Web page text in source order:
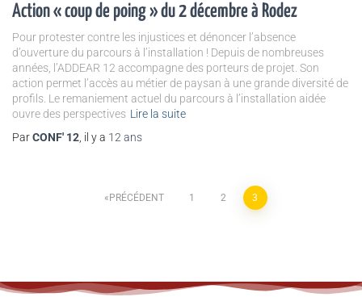
Action « coup de poing » du 2 décembre à Rodez
Pour protester contre les injustices et dénoncer l’absence
d’ouverture du parcours à l’installation ! Depuis de nombreuses
années, l’ADDEAR 12 accompagne des porteurs de projet. Son
action permet l’accès au métier de paysan à une grande diversité de
profils. Le remaniement actuel du parcours à l’installation aidée
ouvre des perspectives Lire la suite
ParCONF' 12 , il y a 12 ans
PRÉCÉDENT 1 2 3